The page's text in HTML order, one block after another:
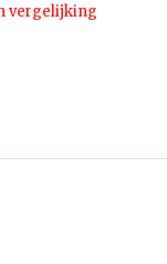
vergelijking